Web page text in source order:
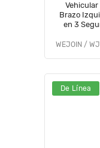
Brazo
en 3
De Línea